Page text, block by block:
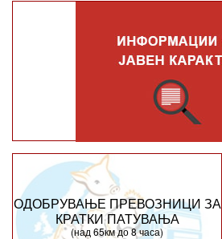
ОДОБРУВАЊЕ ПРЕВОЗНИЦИ ЗА
КРАТКИ ПАТУВАЊА
(над 65км до 8 часа)